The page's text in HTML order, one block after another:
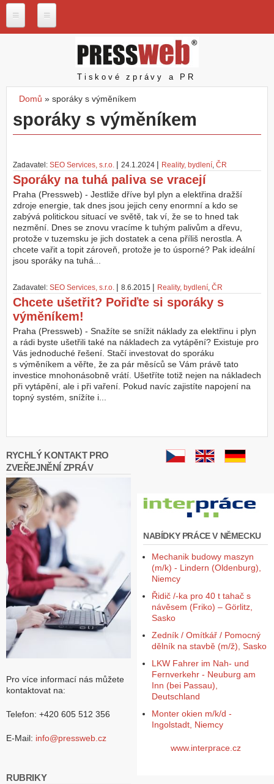
P
e
b
.
c
N
a
š
e
s
l
u
ž
b
Z
a
l
o
ž
i
t
ú
č
e
t
Pressweb
Tiskové zprávy a PR
Jste zde
Domů » sporáky s výměníkem
sporáky s výměníkem
Zadavatel: SEO Services, s.r.o. | 24.1.2024 | Reality, bydlení, ČR
Sporáky na tuhá paliva se vracejí
Praha (Pressweb) - Jestliže dříve byl plyn a elektřina dražší
zdroje energie, tak dnes jsou jejich ceny enormní a kdo se
zabývá politickou situací ve světě, tak ví, že se to hned tak
nezmění. Dnes se znovu vracíme k tuhým palivům a dřevu,
protože v tuzemsku je jich dostatek a cena příliš nerostla. A
chcete vařit a topit zároveň, protože je to úsporné? Pak ideální
jsou sporáky na tuhá...
Zadavatel: SEO Services, s.r.o. | 8.6.2015 | Reality, bydlení, ČR
Chcete ušetřit? Pořiďte si sporáky s
výměníkem!
Praha (Pressweb) - Snažíte se snížit náklady za elektřinu i plyn
a rádi byste ušetřili také na nákladech za vytápění? Existuje pro
Vás jednoduché řešení. Stačí investovat do sporáku
s výměníkem a věřte, že za pár měsíců se Vám právě tato
investice mnohonásobně vrátí. Ušetříte totiž nejen na nákladech
při vytápění, ale i při vaření. Pokud navíc zajistíte napojení na
topný systém, snížíte i...
RYCHLÝ KONTAKT PRO
ZVEŘEJNĚNÍ ZPRÁV
Pro více informací nás můžete
kontaktovat na:
Telefon: +420 605 512 356
E-Mail: info@pressweb.cz
RUBRIKY
NABÍDKY PRÁCE V NĚMECKU
Mechanik budowy maszyn
(m/k) - Lindern (Oldenburg),
Niemcy
Řidič /-ka pro 40 t tahač s
návěsem (Friko) – Görlitz,
Sasko
Zedník / Omítkář / Pomocný
dělník na stavbě (m/ž), Sasko
LKW Fahrer im Nah- und
Fernverkehr - Neuburg am
Inn (bei Passau),
Deutschland
Monter okien m/k/d -
Ingolstadt, Niemcy
www.interprace.cz